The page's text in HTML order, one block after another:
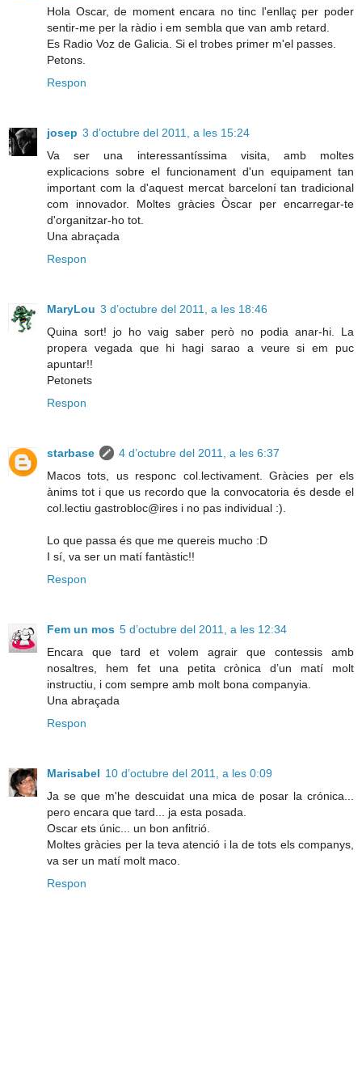
Hola Oscar, de moment encara no tinc l'enllaç per poder
sentir-me per la ràdio i em sembla que van amb retard.
Es Radio Voz de Galicia. Si el trobes primer m'el passes.
Petons.
Respon
josep 3 d’octubre del 2011, a les 15:24
Va ser una interessantíssima visita, amb moltes
explicacions sobre el funcionament d'un equipament tan
important com la d'aquest mercat barceloní tan tradicional
com innovador. Moltes gràcies Òscar per encarregar-te
d'organitzar-ho tot.
Una abraçada
Respon
MaryLou 3 d’octubre del 2011, a les 18:46
Quina sort! jo ho vaig saber però no podia anar-hi. La
propera vegada que hi hagi sarao a veure si em puc
apuntar!!
Petonets
Respon
starbase
4 d’octubre del 2011, a les 6:37
Macos tots, us responc col.lectivament. Gràcies per els
ànims tot i que us recordo que la convocatoria és desde el
col.lectiu gastrobloc@ires i no pas individual :).
Lo que passa és que me quereis mucho :D
I sí, va ser un matí fantàstic!!
Respon
Fem un mos 5 d’octubre del 2011, a les 12:34
Encara que tard et volem agrair que contessis amb
nosaltres, hem fet una petita crònica d’un matí molt
instructiu, i com sempre amb molt bona companyia.
Una abraçada
Respon
Marisabel 10 d’octubre del 2011, a les 0:09
Ja se que m'he descuidat una mica de posar la crónica...
pero encara que tard... ja esta posada.
Oscar ets únic... un bon anfitrió.
Moltes gràcies per la teva atenció i la de tots els companys,
va ser un matí molt maco.
Respon